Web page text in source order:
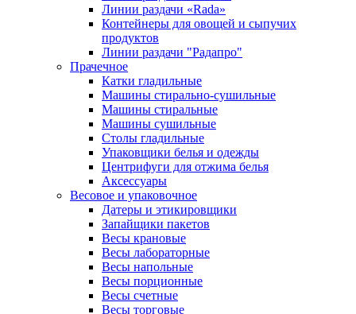
Линии раздачи «Rada»
Контейнеры для овощей и сыпучих
продуктов
Линии раздачи "Радапро"
Прачечное
Катки гладильные
Машины стирально-сушильные
Машины стиральные
Машины сушильные
Столы гладильные
Упаковщики белья и одежды
Центрифуги для отжима белья
Аксессуары
Весовое и упаковочное
Датеры и этикировщики
Запайщики пакетов
Весы крановые
Весы лабораторные
Весы напольные
Весы порционные
Весы счетные
Весы торговые